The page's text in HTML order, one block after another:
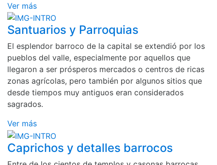
Ver más
Santuarios y Parroquias
El esplendor barroco de la capital se extendió por los
pueblos del valle, especialmente por aquellos que
llegaron a ser prósperos mercados o centros de ricas
zonas agrícolas, pero también por algunos sitios que
desde tiempos muy antiguos eran considerados
sagrados.
Ver más
Caprichos y detalles barrocos